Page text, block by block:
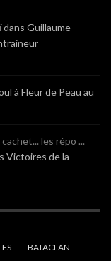
dans Guillaume
à Fleur de Peau au
les répo ...
Victoires de la
BATACLAN